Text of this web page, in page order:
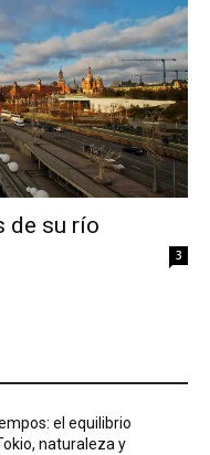
de su río
3
el equilibrio
naturaleza y